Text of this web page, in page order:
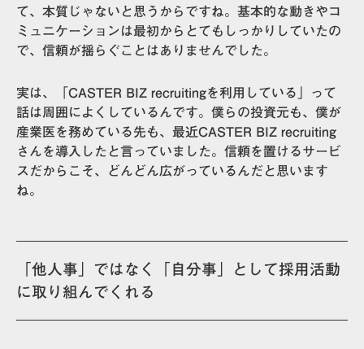
て、本質じゃないと思うからですね。基本的な動きやコ
ミュニケーションは最初からとてもしっかりしていたの
で、信頼が揺らぐことはありませんでした。
実は、「CASTER BIZ recruitingを利用している」って
話は周囲によくしているんです。僕らの投資元も、僕が
産業医を務めている先も、最近CASTER BIZ recruiting
さんを導入したと言っていました。信頼を置けるサービ
スだからこそ、どんどん広がっているんだと思います
ね。
「他人事」ではなく「自分事」として採用活動
に取り組んでくれる